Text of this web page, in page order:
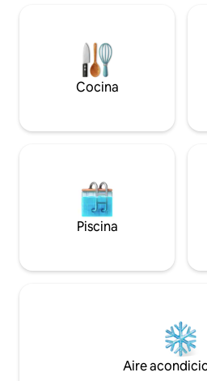
tranquilidad y recuerdos
¡Reserva ahora para la mejor
Cocina
Piscina
Aire